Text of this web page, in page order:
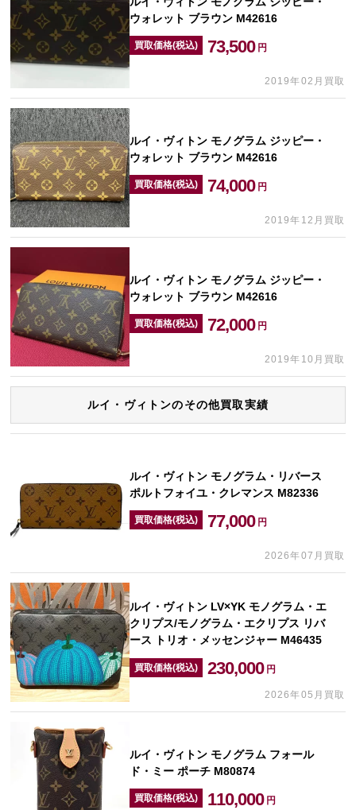
ウォレット ブラウン M42616
買取価格(税込) 73,500 円
2019年02月買取
ルイ・ヴィトン モノグラム ジッピー・
ウォレット ブラウン M42616
買取価格(税込) 74,000 円
2019年12月買取
ルイ・ヴィトン モノグラム ジッピー・
ウォレット ブラウン M42616
買取価格(税込) 72,000 円
2019年10月買取
ルイ・ヴィトンのその他買取実績
ルイ・ヴィトン モノグラム・リバース
ポルトフォイユ・クレマンス M82336
買取価格(税込) 77,000 円
2026年07月買取
ルイ・ヴィトン LV×YK モノグラム・エ
クリプス/モノグラム・エクリプス リバ
ース トリオ・メッセンジャー M46435
買取価格(税込) 230,000 円
2026年05月買取
ルイ・ヴィトン モノグラム フォール
ド・ミー ポーチ M80874
買取価格(税込) 110,000 円